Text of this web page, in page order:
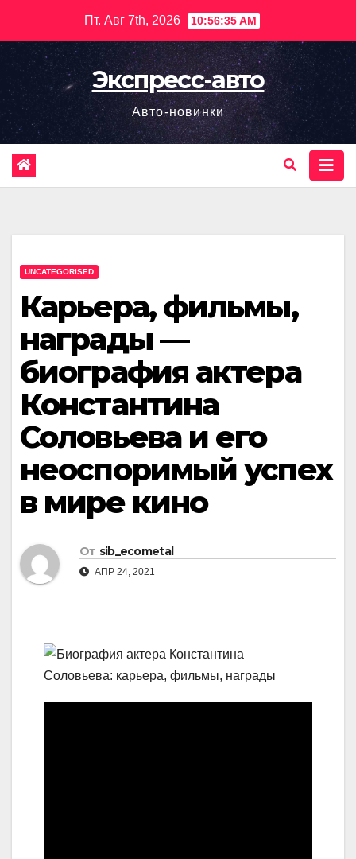
содержимому
Пт. Авг 7th, 2026 10:56:36 AM
Экспресс-авто
Авто-новинки
UNCATEGORISED
Карьера, фильмы,
награды —
биография актера
Константина
Соловьева и его
неоспоримый успех
в мире кино
От sib_ecometal
АПР 24, 2021